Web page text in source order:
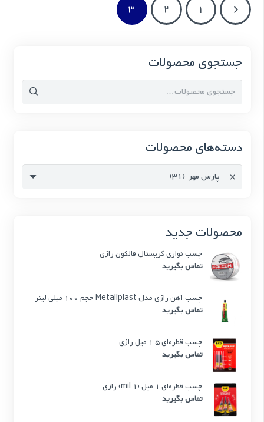
جستجوی محصولات
جستجو
دسته‌های محصولات
× پارس مهر (31)
محصولات جدید
چسب نواری کریستال فالکون رازی
تماس بگیرید
چسب آهن رازی مدل Metallplast حجم 100 میلی لیتر
تماس بگیرید
چسب قطره‌ای 1.5 میل رازی
تماس بگیرید
چسب قطره‌ای 1 میل (1 mil) رازی
تماس بگیرید
1
2
3